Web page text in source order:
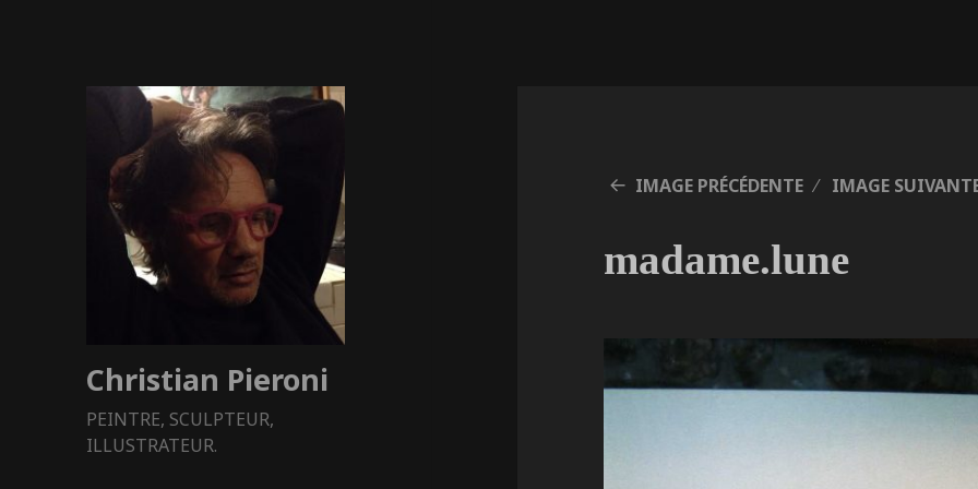
Christian Pieroni
PEINTRE, SCULPTEUR,
ILLUSTRATEUR.
IMAGE PRÉCÉDENTE IMAGE
madame.lune